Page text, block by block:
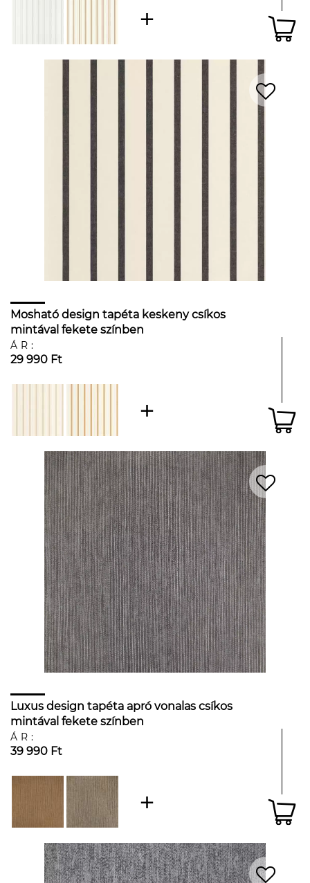
Mosható design tapéta keskeny csíkos
mintával fekete színben
ÁR:
29 990 Ft
Luxus design tapéta apró vonalas csíkos
mintával fekete színben
ÁR:
39 990 Ft